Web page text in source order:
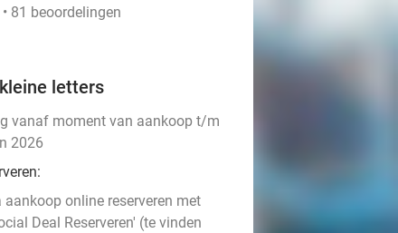
81 beoordelingen
letters
vanaf moment van aankoop t/m
2026
aankoop online reserveren met
Deal Reserveren' (te vinden